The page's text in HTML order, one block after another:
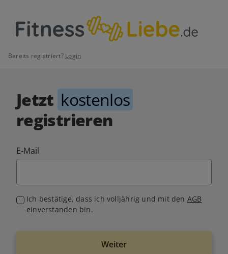
Bereits registriert? Login
Jetzt kostenlos
registrieren
E-Mail
Ich bestätige, dass ich volljährig und mit den AGB
einverstanden bin.
Weiter